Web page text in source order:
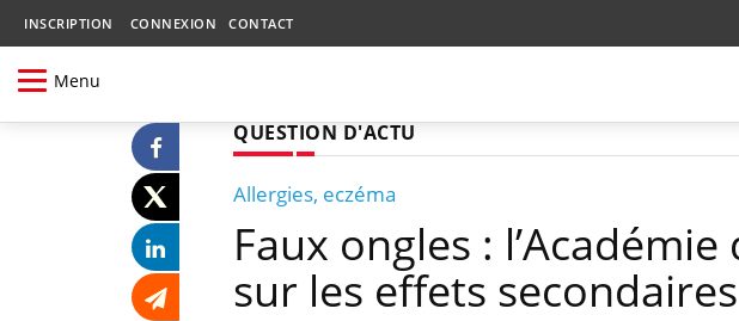
INSCRIPTION CONNEXION CONTACT
Menu
QUESTION D'ACTU
Allergies, eczéma
Faux ongles :
sur les effets secondaires